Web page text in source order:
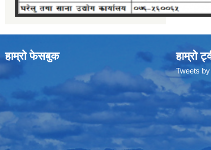
हाम्रो फेसबुक हाम्रो
Tweets